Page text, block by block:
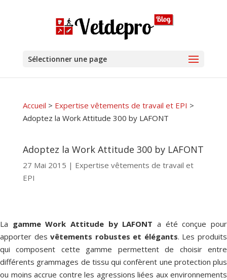
Sélectionner une page
Accueil > Expertise vêtements de travail et EPI >
Adoptez la Work Attitude 300 by LAFONT
Adoptez la Work Attitude 300 by LAFONT
27 Mai 2015 | Expertise vêtements de travail et
EPI
La gamme Work Attitude by LAFONT a été conçue pour
apporter desvêtements robustes et élégants. Les produits
qui composent cette gamme permettent de choisir entre
différents grammages de tissu qui confèrent une protection plus
ou moins accrue contre les agressions liées aux environnements